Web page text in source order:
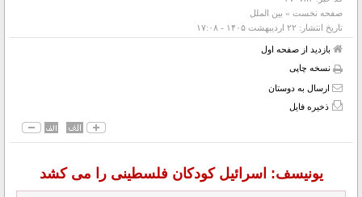
صفحه نخست » بین الملل
تاریخ انتشار: ۲۲ ارديبهشت ۱۴۰۵ - ۱۷:۰۸
بازدید از صفحه اول
نسخه چاپی
ارسال به دوستان
ذخیره فایل
یونیسف: اسرائیل کودکان فلسطینی را می کشد